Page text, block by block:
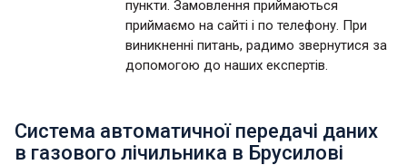
пункти. Замовлення приймаються
приймаємо на сайті і по телефону. При
виникненні питань, радимо звернутися за
допомогою до наших експертів.
Система автоматичної передачі даних
в газового лічильника в Брусилові